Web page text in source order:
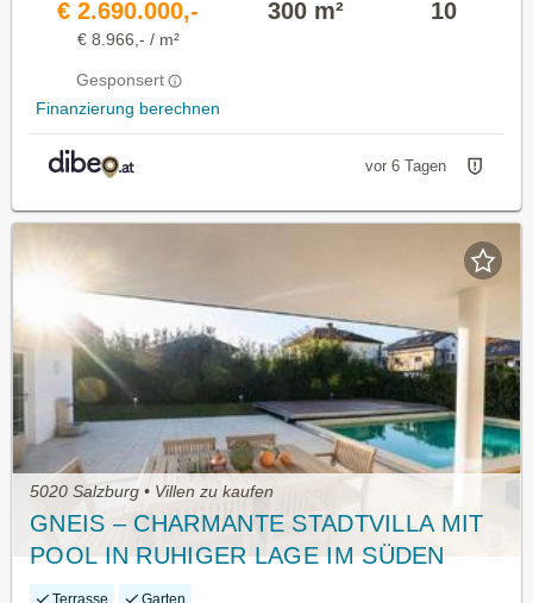
€ 2.690.000,-
€ 8.966,- / m²
Gesponsert
Finanzierung berechnen
300 m² 10
vor 6 Tagen
5020 Salzburg • Villen zu kaufen
GNEIS – CHARMANTE STADTVILLA MIT
POOL IN RUHIGER LAGE IM SÜDEN
SALZBURGS
Terrasse Garten